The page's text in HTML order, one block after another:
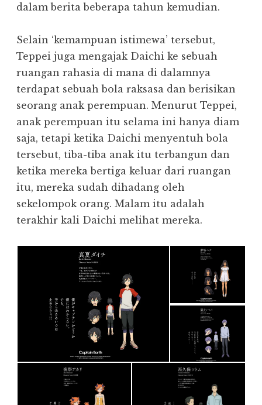
dalam berita beberapa tahun kemudian.
Selain ‘kemampuan istimewa’ tersebut,
Teppei juga mengajak Daichi ke sebuah
ruangan rahasia di mana di dalamnya
terdapat sebuah bola raksasa dan berisikan
seorang anak perempuan. Menurut Teppei,
anak perempuan itu selama ini hanya diam
saja, tetapi ketika Daichi menyentuh bola
tersebut, tiba-tiba anak itu terbangun dan
ketika mereka bertiga keluar dari ruangan
itu, mereka sudah dihadang oleh
sekelompok orang. Malam itu adalah
terakhir kali Daichi melihat mereka.